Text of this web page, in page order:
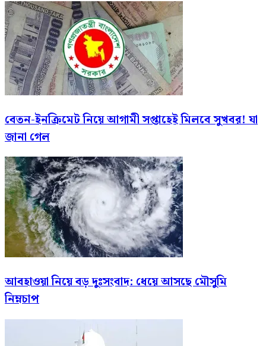
বেতন-ইনক্রিমেট নিয়ে আগামী সপ্তাহেই মিলবে সুখবর! যা
জানা গেল
আবহাওয়া নিয়ে বড় দুঃসংবাদ: ধেয়ে আসছে মৌসুমি
নিম্নচাপ